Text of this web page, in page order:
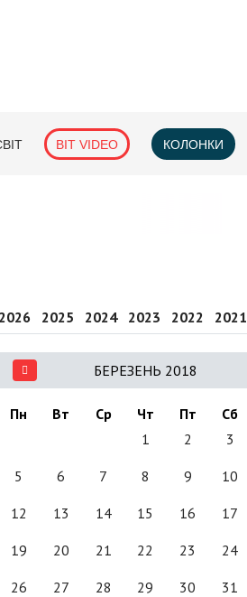
BIT VIDEO КОЛОНКИ
2026 2025 2024 2023 2022 2021
БЕРЕЗЕНЬ 2018
Пн Вт Ср Чт Пт Сб
1
2 3
5 6 7 8 9 10
12 13 14 15 16 17
19 20 21 22 23 24
26 27 28 29 30 31